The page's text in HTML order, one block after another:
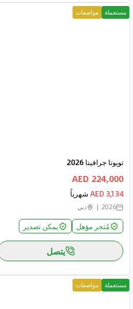
مستعملة مواصفات
تويوتا جرافينا 2026
224,000 AED
3,134 AED شهرياً
2026 دبي
مُتجر مؤهل يمكن تصدير
يتصل
مستعملة مواصفات